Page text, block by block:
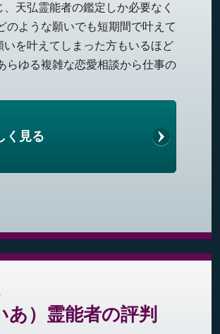
天弘霊能者の鑑定しか必要なく
のような願いでも短期間で叶えて
を叶えてしまった方もいるほど
らゆる複雑な恋愛相談から仕事の
く見る
あ）霊能者の評判